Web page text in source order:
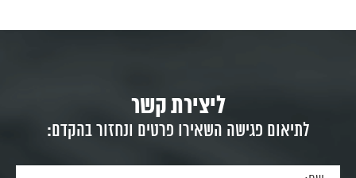
ליצירת קשר
לתיאום פגישה השאירו פרטים ונחזור בהקדם: